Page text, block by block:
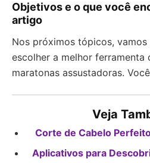
Objetivos e o que você
artigo
Nos próximos tópicos,
escolher a melhor ferramenta
maratonas assustadoras.
Veja
Corte de Cabelo
Aplicativos para